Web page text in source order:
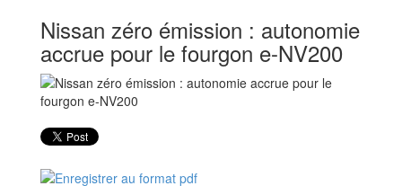
Nissan zéro émission : autonomie
accrue pour le fourgon e-NV200